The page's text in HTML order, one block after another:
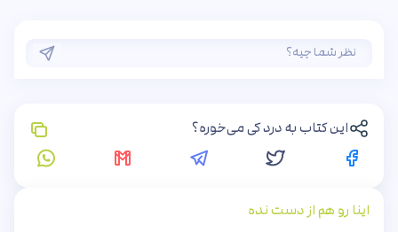
این کتاب به درد کی می‌خوره؟
اینا رو هم از دست نده